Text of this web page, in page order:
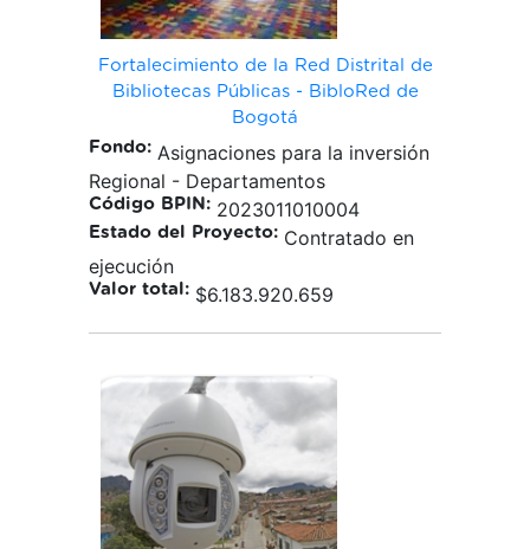
Fortalecimiento de la Red Distrital de
Bibliotecas Públicas - BibloRed de
Bogotá
Fondo: Asignaciones para la inversión
Regional - Departamentos
Código BPIN: 2023011010004
Estado del Proyecto: Contratado en
ejecución
Valor total: $6.183.920.659